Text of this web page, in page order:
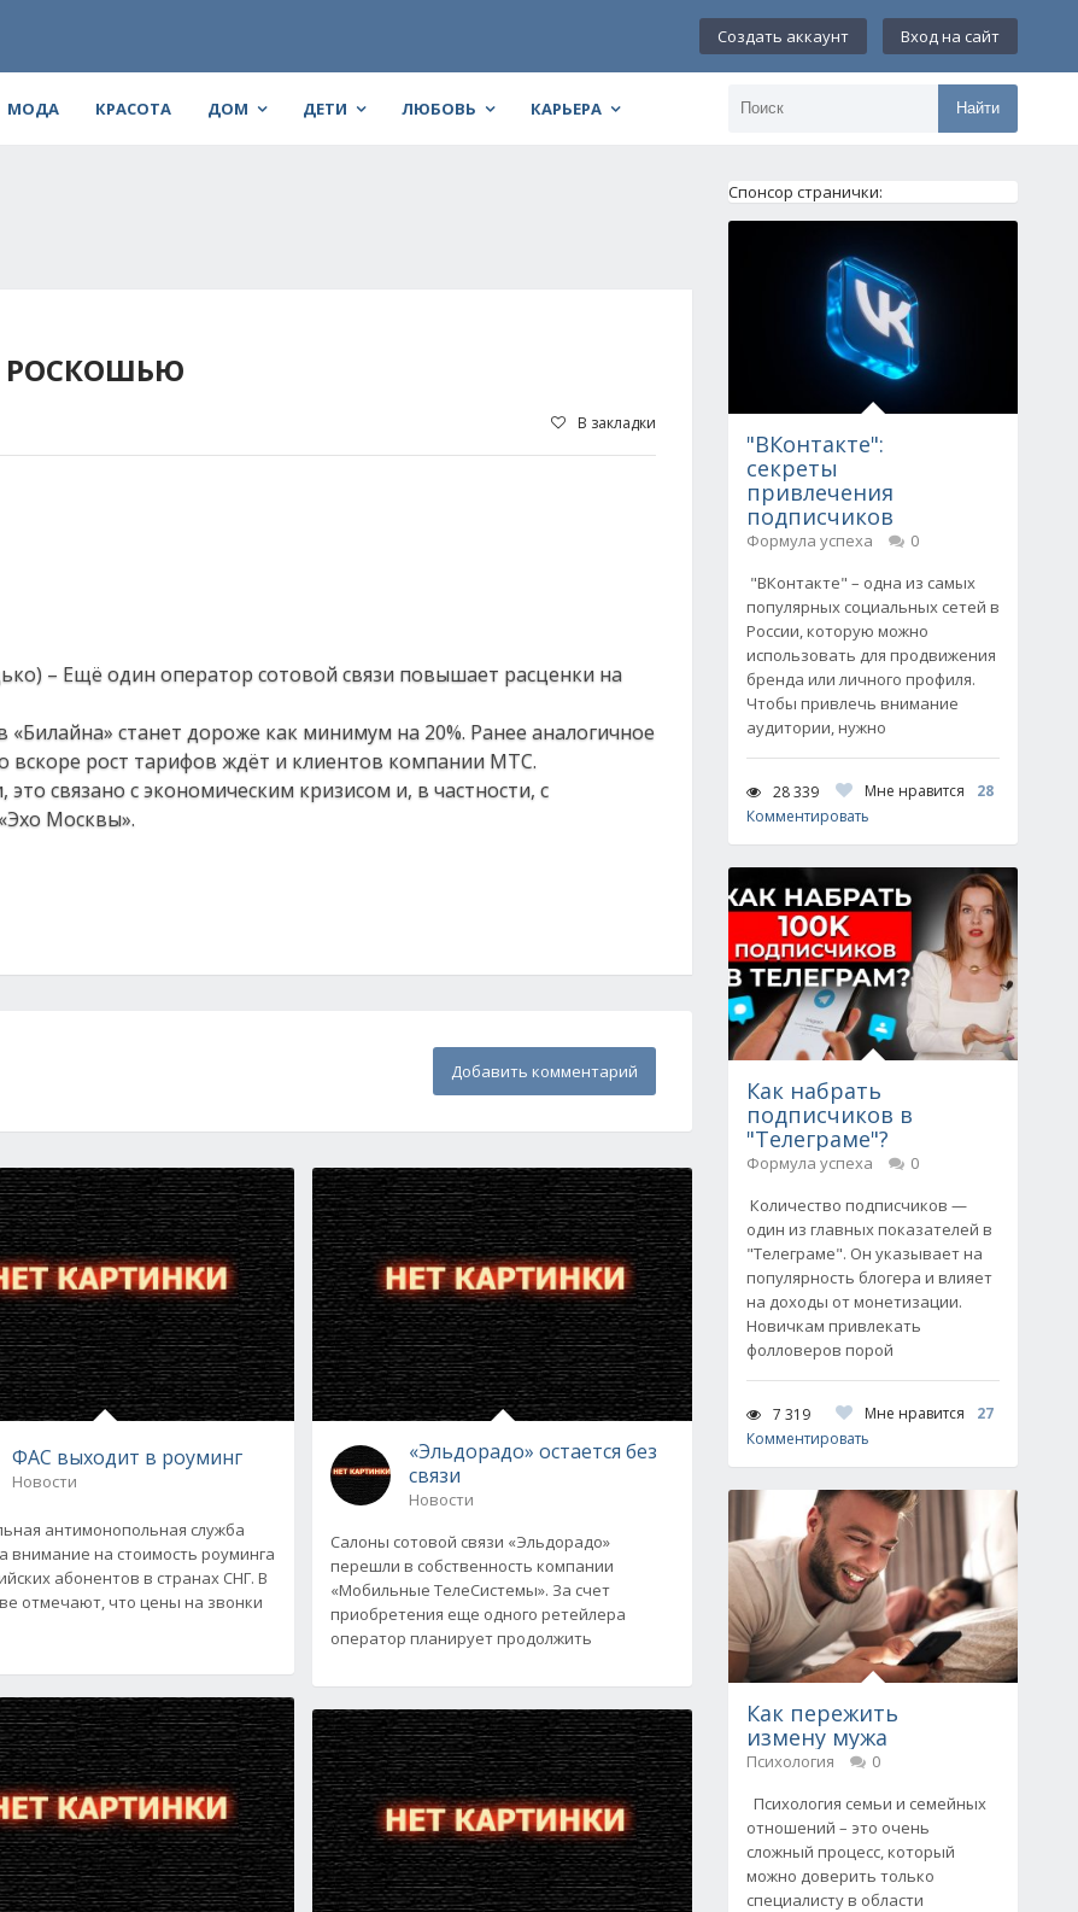
Создать аккаунт Вход на сайт
МОДА КРАСОТА ДОМ ДЕТИ ЛЮБОВЬ КАРЬЕРА Найти
РОСКОШЬЮ
В закладки
– Ещё один оператор сотовой связи повышает расценки на
станет дороже как минимум на 20%. Ранее аналогичное
вскоре рост тарифов ждёт и клиентов компании МТС.
связано с экономическим кризисом и, в частности, с
Москвы».
Добавить комментарий
ФАС выходит в роуминг
Новости
антимонопольная служба
внимание на стоимость роуминга
абонентов в странах СНГ. В
отмечают, что цены на звонки
«Эльдорадо» остается без
связи
Новости
Салоны сотовой связи «Эльдорадо»
перешли в собственность компании
«Мобильные ТелеСистемы». За счет
приобретения еще одного ретейлера
оператор планирует продолжить
Спонсор странички:
"ВКонтакте":
секреты
привлечения
подписчиков
Формула успеха
0
"ВКонтакте" – одна из самых
популярных социальных сетей в
России, которую можно
использовать для продвижения
бренда или личного профиля.
Чтобы привлечь внимание
аудитории, нужно
28 339 Мне нравится
28
Комментировать
Как набрать
подписчиков в
"Телеграме"?
Формула успеха
0
Количество подписчиков —
один из главных показателей в
"Телеграме". Он указывает на
популярность блогера и влияет
на доходы от монетизации.
Новичкам привлекать
фолловеров порой
7 319 Мне нравится
27
Комментировать
Как пережить
измену мужа
Психология
0
Психология семьи и семейных
отношений – это очень
сложный процесс, который
можно доверить только
специалисту в области